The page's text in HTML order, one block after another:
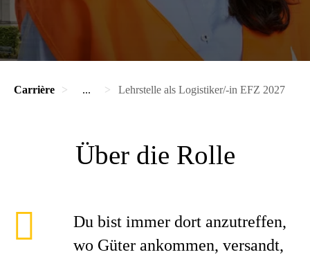
Carrière ... Lehrstelle als Logistiker/-in EFZ 2027
Über die Rolle
Du bist immer dort anzutreffen,
wo Güter ankommen, versandt,